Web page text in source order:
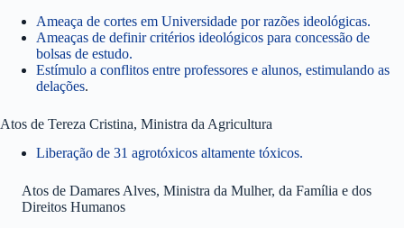
Ameaça de cortes em Universidade por razões ideológicas.
Ameaças de definir critérios ideológicos para concessão de
bolsas de estudo.
Estímulo a conflitos entre professores e alunos, estimulando as
delações.
Atos de Tereza Cristina, Ministra da Agricultura
Liberação de 31 agrotóxicos altamente tóxicos.
Atos de Damares Alves, Ministra da Mulher, da Família e dos
Direitos Humanos